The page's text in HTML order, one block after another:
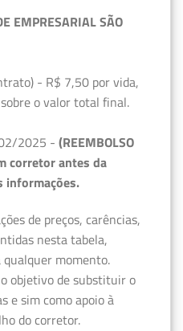
EMPRESARIAL SÃO
- R$ 7,50 por vida,
o valor total final.
2025 - (REEMBOLSO
corretor antes da
informações.
de preços, carências,
nesta tabela,
momento.
objetivo de substituir o
e sim como apoio à
do corretor.